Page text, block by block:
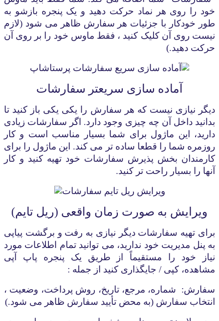
خود را روی هر نماد حرکت دهید و یک پنجره بازشو به
طور خودکار با جزئیات هر سفارش ظاهر می شود (لازم
نیست روی آن کلیک کنید ، فقط ماوس خود را بر روی آن
حرکت دهید.)
آماده سازی سریعتر سفارشات
دیگر نیازی نیست که هر سفارش را یکی یکی باز کنید تا
بدانید داخل آن چه چیزی وجود دارد. اگر سفارشات زیادی
دارید، این ماژول برای شما بسیار مناسب است و کار
روزمره شما را قطعا ساده تر می کند. این ماژول را برای
کارمندان بخش پذیرش سفارشات خود تهیه کنید و کار
آنها را بسیار راحت تر کنید.
ویرایش به صورت زمان واقعی (ریل تایم)
برای تهیه سفارشات دیگر نیازی به رفت و برگشت پیاپی
به پنل مدیریت خود ندارید، می توانید تمام اطلاعات مورد
نیاز خود را مستقیماً از طریق یک پنجره پاپ آپی
مشاهده، کپی / جایگذاری کنید از جمله :
سفارش:
شماره، مرجع، تاریخ، روش پرداخت، وضعیت ،
انتخاب سفارش (به محض تأیید سفارش ظاهر می شود.)